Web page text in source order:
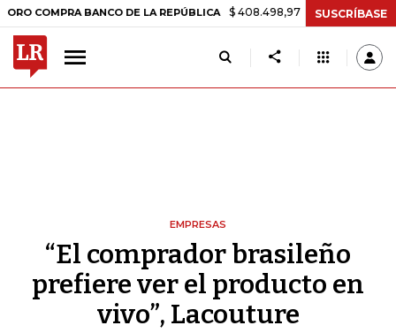
BANCO DE LA REPÚBLICA $ 408.498,97 +$ 8.753,81 +2,19%
SUSCRÍBASE
EMPRESAS
“El comprador brasileño
prefiere ver el producto en
vivo”, Lacouture